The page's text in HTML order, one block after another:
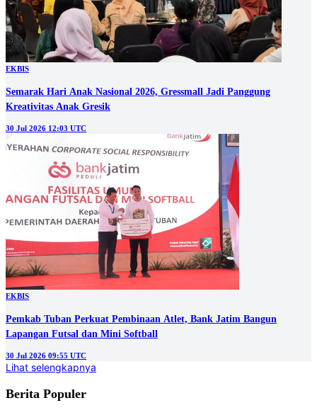
EKBIS
Semarak Hari Anak Nasional 2026, Gressmall Jadi Panggung
Kreativitas Anak Gresik
30 Jul 2026 12:03 UTC
EKBIS
Pemkab Tuban Perkuat Pembinaan Atlet, Bank Jatim Bangun
Lapangan Futsal dan Mini Softball
30 Jul 2026 09:55 UTC
Lihat selengkapnya
Berita Populer